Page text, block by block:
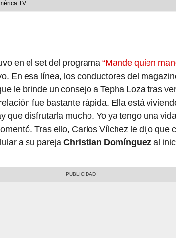
TV
en el set del programa “Mande quien
En esa línea, los conductores del
le brinde un consejo a Tepha Loza tras
fue bastante rápida. Ella está
que disfrutarla mucho. Yo ya tengo una
Tras ello, Carlos Vílchez le dijo que
a su pareja Christian Domínguezal